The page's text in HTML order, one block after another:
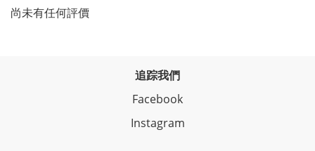
尚未有任何評價
追踪我們
Facebook
Instagram